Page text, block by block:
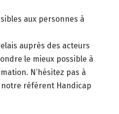
aux personnes à
auprès des acteurs
le mieux possible à
N’hésitez pas à
référent Handicap